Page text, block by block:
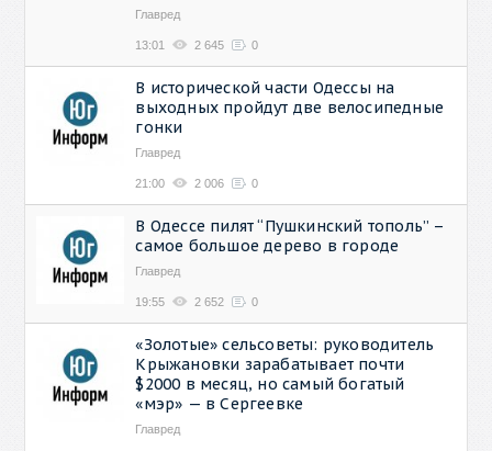
Главред
13:01 2 645 0
В исторической части Одессы на
выходных пройдут две велосипедные
гонки
Главред
21:00 2 006 0
В Одессе пилят “Пушкинский тополь” –
самое большое дерево в городе
Главред
19:55 2 652 0
«Золотые» сельсоветы: руководитель
Крыжановки зарабатывает почти
$2000 в месяц, но самый богатый
«мэр» — в Сергеевке
Главред